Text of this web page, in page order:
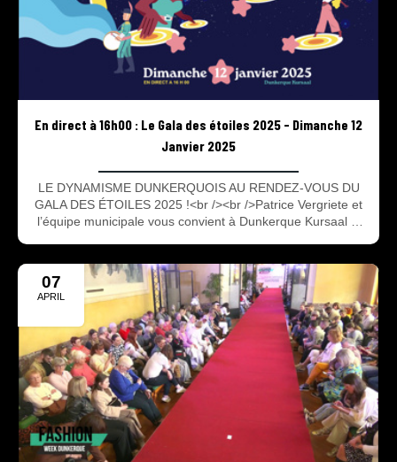
En direct à 16h00 : Le Gala des étoiles 2025 - Dimanche 12
Janvier 2025
LE DYNAMISME DUNKERQUOIS AU RENDEZ-VOUS DU
GALA DES ÉTOILES 2025 !<br /><br />Patrice Vergriete et
l’équipe municipale vous convient à Dunkerque Kursaal le
d’émotion. <br />Arts urbains, danse et musique sont
notamment au programme de cette nouvelle édition...
07
APRIL